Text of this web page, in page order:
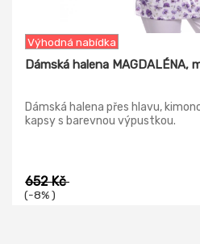
Výhodná nabídka
Dámská halena MAGDALÉNA,
Dámská halena přes hlavu,
kapsy s barevnou výpustkou.
652 Kč
(-8% )